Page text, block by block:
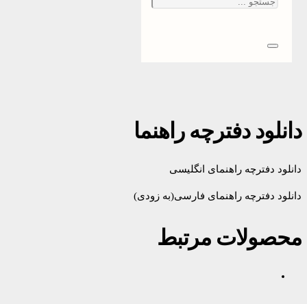
دانلود دفترچه راهنما
دانلود دفترچه راهنمای انگلیسی
دانلود دفترچه راهنمای فارسی(به زودی)
محصولات مرتبط